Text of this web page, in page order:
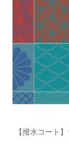
【撥水コート